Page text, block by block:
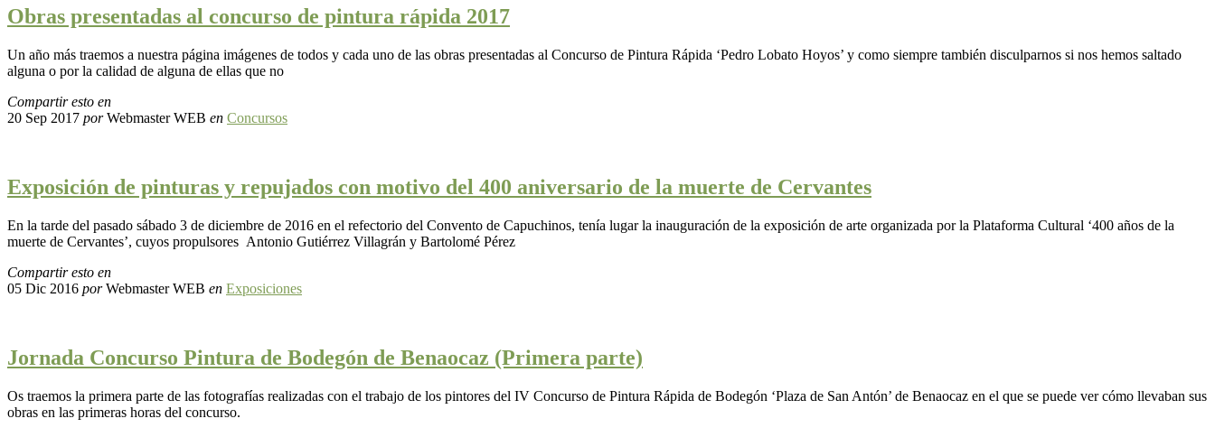
Obras presentadas al concurso de pintura rápida 2017
Un año más traemos a nuestra página imágenes de todos y cada uno de las obras presentadas al Concurso de Pintura Rápida ‘Pedro Lobato Hoyos’ y como siempre también disculparnos si nos hemos saltado
alguna o por la calidad de alguna de ellas que no
Compartir esto en
20 Sep 2017 porWebmaster WEB en Concursos
Exposición de pinturas y repujados con motivo del 400 aniversario de la muerte de Cervantes
En la tarde del pasado sábado 3 de diciembre de 2016 en el refectorio del Convento de Capuchinos, tenía lugar la inauguración de la exposición de arte organizada por la Plataforma Cultural ‘400 años de la
muerte de Cervantes’, cuyos propulsores Antonio Gutiérrez Villagrán y Bartolomé Pérez
Compartir esto en
05 Dic 2016 porWebmaster WEB en Exposiciones
Jornada Concurso Pintura de Bodegón de Benaocaz (Primera parte)
Os traemos la primera parte de las fotografías realizadas con el trabajo de los pintores del IV Concurso de Pintura Rápida de Bodegón ‘Plaza de San Antón’ de Benaocaz en el que se puede ver cómo llevaban sus
obras en las primeras horas del concurso.